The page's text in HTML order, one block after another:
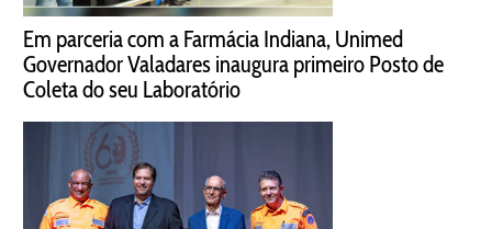
Em parceria com a Farmácia Indiana, Unimed
Governador Valadares inaugura primeiro Posto de
Coleta do seu Laboratório